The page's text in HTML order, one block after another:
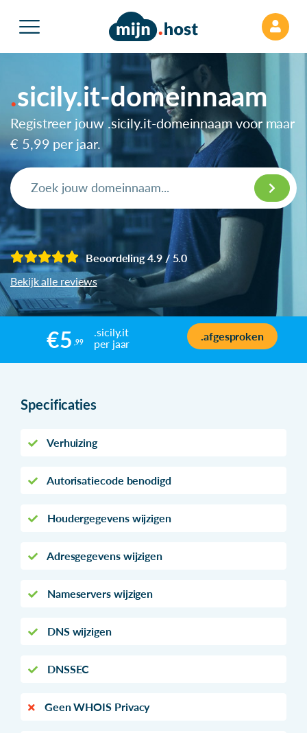
sicily.it-domeinnaam
Registreer jouw .sicily.it-domeinnaam voor maar
€ 5,99 per jaar.
Beoordeling 4.9 / 5.0
Bekijk alle reviews
€5 ,99
.sicily.it
per jaar
.afgesproken
Specificaties
Verhuizing
Autorisatiecode benodigd
Houdergegevens wijzigen
Adresgegevens wijzigen
Nameservers wijzigen
DNS wijzigen
DNSSEC
Geen WHOIS Privacy